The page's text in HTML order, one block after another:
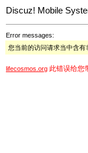
Discuz! Mobile
Error messages:
您当前的访问请求当中含
lifecosmos.org 此错误给您